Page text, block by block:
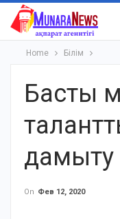
Home Білім
Басты
дамыту
On Фев 12, 2020